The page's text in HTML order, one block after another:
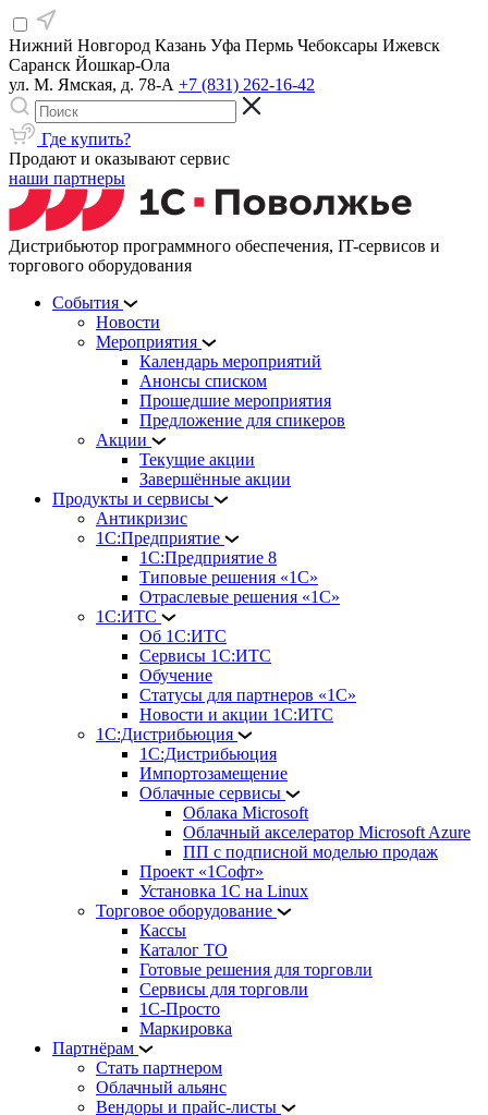
Нижний Новгород Казань Уфа Пермь Чебоксары Ижевск
Саранск Йошкар-Ола
ул. М. Ямская, д. 78-А +7 (831) 262-16-42
Где купить?
Продают и оказывают сервис
наши партнеры
Дистрибьютор программного обеспечения, IT-сервисов и
торгового оборудования
События
Новости
Мероприятия
Календарь мероприятий
Анонсы списком
Прошедшие мероприятия
Предложение для спикеров
Акции
Текущие акции
Завершённые акции
Продукты и сервисы
Антикризис
1С:Предприятие
1С:Предприятие 8
Типовые решения «1С»
Отраслевые решения «1С»
1С:ИТС
Об 1С:ИТС
Сервисы 1С:ИТС
Обучение
Статусы для партнеров «1С»
Новости и акции 1С:ИТС
1С:Дистрибьюция
1С:Дистрибьюция
Импортозамещение
Облачные сервисы
Облака Microsoft
Облачный акселератор Microsoft Azure
ПП с подписной моделью продаж
Проект «1Софт»
Установка 1С на Linux
Торговое оборудование
Кассы
Каталог ТО
Готовые решения для торговли
Сервисы для торговли
1С-Просто
Маркировка
Партнёрам
Стать партнером
Облачный альянс
Вендоры и прайс-листы